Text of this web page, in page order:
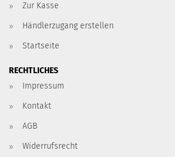
Zur Kasse
Händlerzugang erstellen
Startseite
RECHTLICHES
Impressum
Kontakt
AGB
Widerrufsrecht